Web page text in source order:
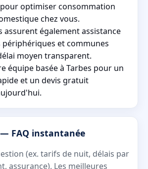
optimiser consommation
chez vous.
assurent également assistance
et communes
moyen transparent.
équipe basée à Tarbes pour un
et un devis gratuit
FAQ instantanée
(ex. tarifs de nuit, délais par
assurance). Les meilleures